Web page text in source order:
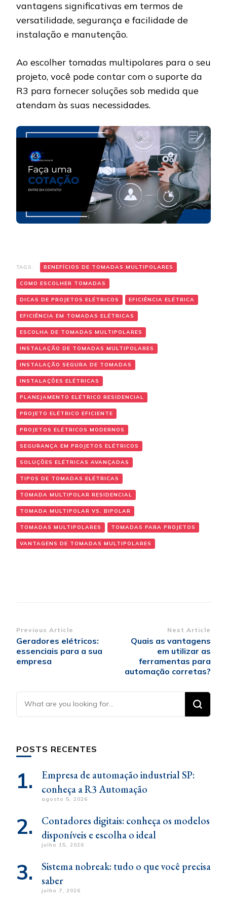
vantagens significativas em termos de
versatilidade, segurança e facilidade de
instalação e manutenção.
Ao escolher tomadas multipolares para o seu
projeto, você pode contar com o suporte da
R3 para fornecer soluções sob medida que
atendam às suas necessidades.
TAGS: BENEFÍCIOS DE TOMADAS MULTIPOLARES
COMO ESCOLHER TOMADAS
DICAS DE PROJETOS ELÉTRICOS EFICIÊNCIA ELÉTRICA
EFICIÊNCIA EM TOMADAS ELÉTRICAS
ESCOLHA DE TOMADAS MULTIPOLARES
INSTALAÇÃO DE TOMADAS MULTIPOLARES
INSTALAÇÃO SEGURA DE TOMADAS
INSTALAÇÕES ELÉTRICAS
PLANEJAMENTO ELÉTRICO RESIDENCIAL
PROJETO ELÉTRICO EFICIENTE
PROJETOS ELÉTRICOS MODERNOS
SEGURANÇA EM PROJETOS ELÉTRICOS
SOLUÇÕES ELÉTRICAS AVANÇADAS
TIPOS DE TOMADAS ELÉTRICAS
TOMADA MULTIPOLAR RESIDENCIAL
TOMADA MULTIPOLAR VS. BIPOLAR
TOMADAS MULTIPOLARES TOMADAS PARA PROJETOS
VANTAGENS DE TOMADAS MULTIPOLARES
Post
Navigation
Previous Article
Geradores elétricos:
essenciais para a sua
empresa
Next Article
Quais as vantagens
em utilizar as
ferramentas para
automação corretas?
Looking
for
POSTS RECENTES
Empresa de automação industrial SP:
conheça a R3 Automação
agosto 5, 2026
Contadores digitais: conheça os modelos
disponíveis e escolha o ideal
julho 15, 2026
Sistema nobreak: tudo o que você precisa
saber
julho 7, 2026